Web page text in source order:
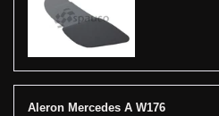
Aleron Mercedes A W176